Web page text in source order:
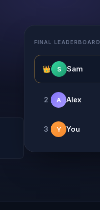
FINAL LEADERBOARD
👑 S Sam
2 A Alex
3 Y You